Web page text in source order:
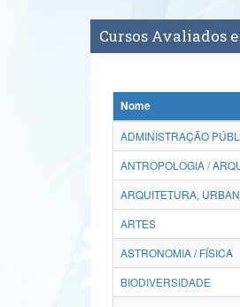
Cursos Avaliados
Nome
ADMINISTRAÇÃO
ANTROPOLOGIA /
ARQUITETURA,
ARTES
ASTRONOMIA / FÍSICA
BIODIVERSIDADE